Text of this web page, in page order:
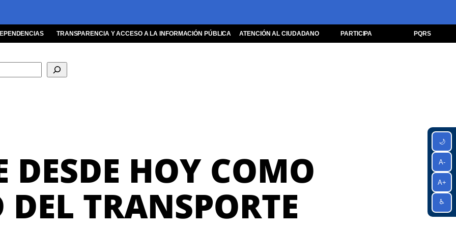
🌙
A-
A+
♿
TRANSPARENCIA Y ACCESO A LA INFORMACIÓN PÚBLICA ATENCIÓN AL CIUDADANO PARTICIPA PQRS
HOY COMO
TRANSPORTE